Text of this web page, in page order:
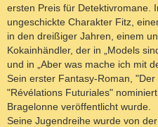
ersten Preis für Detektivromane.
ungeschickte Charakter Fitz,
in den dreißiger Jahren, einem
Kokainhändler, der in „Models
und in „Aber was mache ich mit
Sein erster Fantasy-Roman,
"Révélations Futuriales"
Bragelonne veröffentlicht wurde.
Seine Jugendreihe wurde von